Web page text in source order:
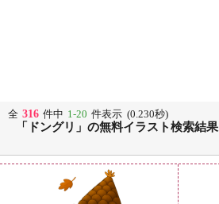
全 316 件中 1-20 件表示 (0.230秒)
「ドングリ」の無料イラスト検索結果